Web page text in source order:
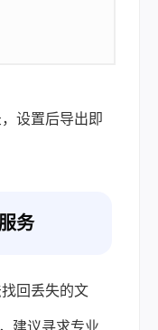
设置后导出即
务
回丢失的文